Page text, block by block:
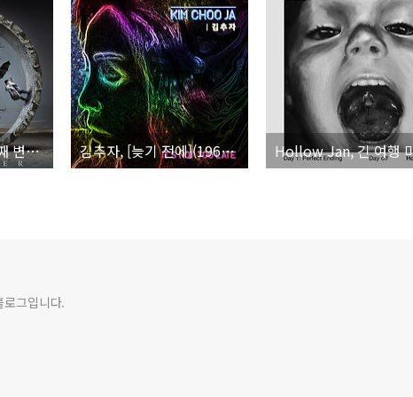
Uriah Heep, 45년째 변함없는 락의 열정을 지키고 있는 1970년대 대표 밴드가 발표한 2014년 최신작 김추자, [늦기 전에](1969) ~ [It's Not Too Last](2014)
그입니다.